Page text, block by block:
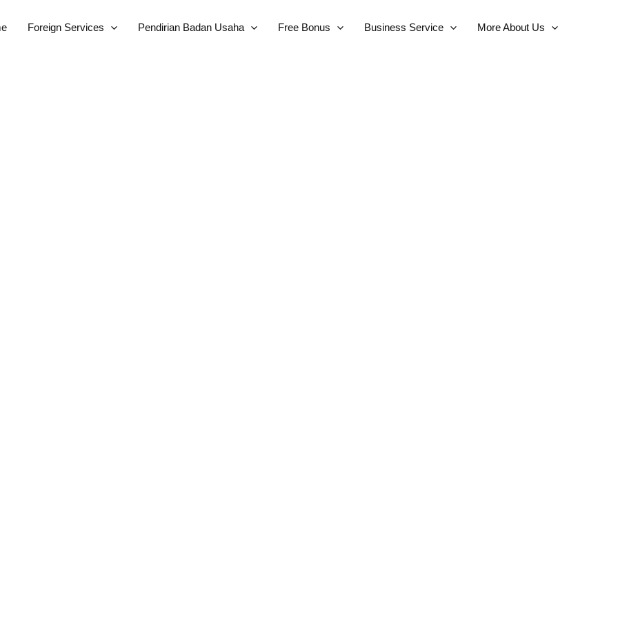
Foreign Services Pendirian Badan Usaha Free Bonus Business Service More About Us